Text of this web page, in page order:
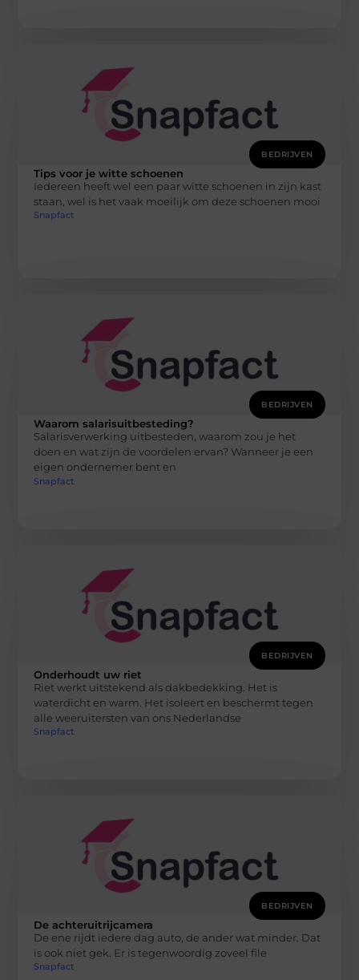
BEDRIJVEN
Tips voor je witte schoenen
Iedereen heeft wel een paar witte schoenen in zijn kast
staan, wel is het vaak moeilijk om deze schoenen mooi
Snapfact
BEDRIJVEN
Waarom salarisuitbesteding?
Salarisverwerking uitbesteden, waarom zou je het
doen en wat zijn de voordelen ervan? Wanneer je een
eigen ondernemer bent en
Snapfact
BEDRIJVEN
Onderhoudt uw riet
Riet werkt uitstekend als dakbedekking. Het is
waterdicht en warm. Het isoleert en beschermt tegen
alle weeruitersten van ons Nederlandse
Snapfact
BEDRIJVEN
De achteruitrijcamera
De ene rijdt iedere dag auto, de ander wat minder. Dat
is ook niet gek. Er is tegenwoordig zoveel file
Snapfact